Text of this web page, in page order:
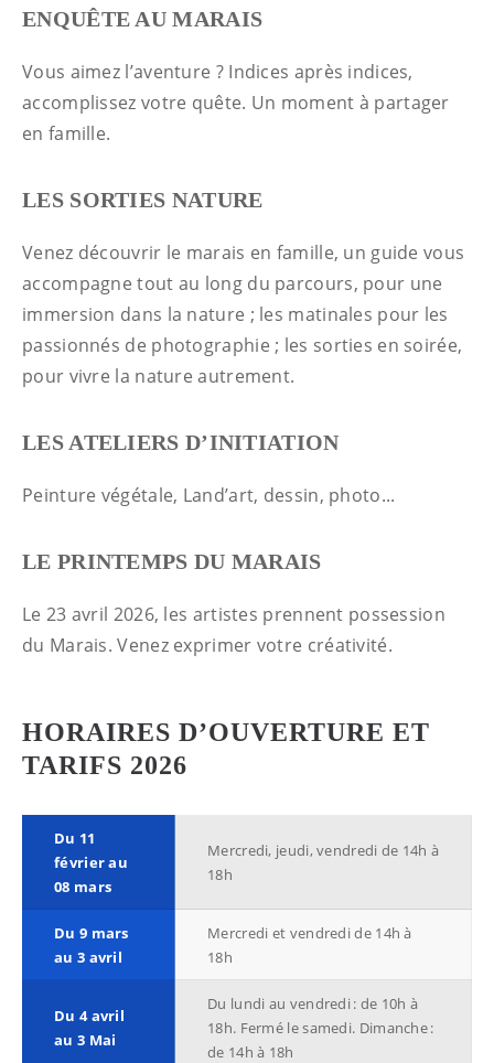
ENQUÊTE AU MARAIS
Vous aimez l’aventure ? Indices après indices,
accomplissez votre quête. Un moment à partager
en famille.
LES SORTIES NATURE
Venez découvrir le marais en famille, un guide vous
accompagne tout au long du parcours, pour une
immersion dans la nature ; les matinales pour les
passionnés de photographie ; les sorties en soirée,
pour vivre la nature autrement.
LES ATELIERS D’INITIATION
Peinture végétale, Land’art, dessin, photo...
LE PRINTEMPS DU MARAIS
Le 23 avril 2026, les artistes prennent possession
du Marais. Venez exprimer votre créativité.
HORAIRES D’OUVERTURE ET
TARIFS 2026
Du 11
février au
08 mars
Mercredi, jeudi, vendredi de 14h à
18h
Du 9 mars
au 3 avril
Mercredi et vendredi de 14h à
18h
Du 4 avril
au 3 Mai
Du lundi au vendredi : de 10h à
18h. Fermé le samedi. Dimanche :
de 14h à 18h